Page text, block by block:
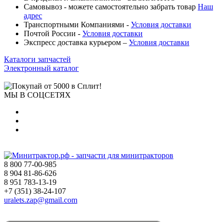
Самовывоз - можете самостоятельно забрать товар Наш
адрес
Транспортными Компаниями - Условия доставки
Почтой России - Условия доставки
Экспресс доставка курьером – Условия доставки
Каталоги запчастей
Электронный каталог
МЫ В СОЦСЕТЯХ
8 800 77-00-985
8 904 81-86-626
8 951 783-13-19
+7 (351) 38-24-107
uralets.zap@gmail.com